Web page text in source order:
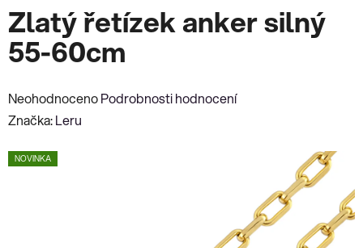
Zlatý řetízek anker silný
55-60cm
Průměrné
hodnocení
je
NeohodnocenoPodrobnosti hodnocení
Značka:Leru
NOVINKA